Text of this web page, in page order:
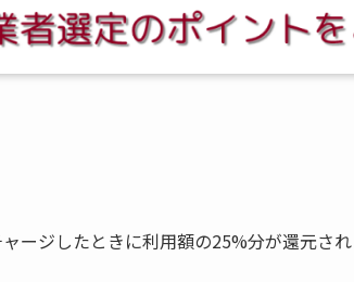
ージしたときに利用額の25%分が還元さ